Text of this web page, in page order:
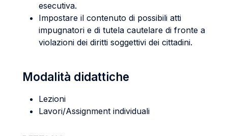
esecutiva.
Impostare il contenuto di possibili atti
impugnatori e di tutela cautelare di fronte a
violazioni dei diritti soggettivi dei cittadini.
Modalità didattiche
Lezioni
Lavori/Assignment individuali